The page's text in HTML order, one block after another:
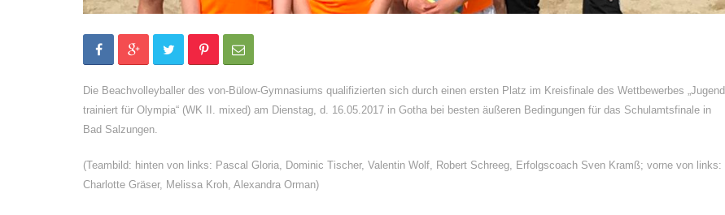
Die Beachvolleyballer des von-Bülow-Gymnasiums qualifizierten sich durch einen ersten Platz im Kreisfinale des Wettbewerbes „Jugend
trainiert für Olympia“ (WK II. mixed) am Dienstag, d. 16.05.2017 in Gotha bei besten äußeren Bedingungen für das Schulamtsfinale in
Bad Salzungen.
(Teambild: hinten von links: Pascal Gloria, Dominic Tischer, Valentin Wolf, Robert Schreeg, Erfolgscoach Sven Kramß; vorne von links:
Charlotte Gräser, Melissa Kroh, Alexandra Orman)